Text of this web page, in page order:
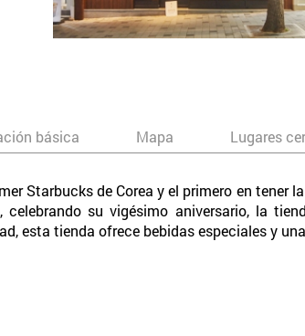
básica Mapa Lugares
Starbucks de Corea y el primero en tener
celebrando su vigésimo aniversario, la
esta tienda ofrece bebidas especiales y